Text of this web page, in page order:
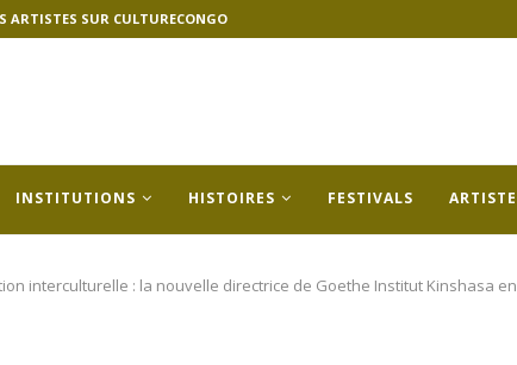
ARTISTES SUR CULTURECONGO
INSTITUTIONS HISTOIRES FESTIVALS
interculturelle : la nouvelle directrice de Goethe Institut Kinshasa